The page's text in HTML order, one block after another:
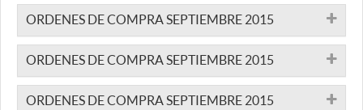
ORDENES DE COMPRA SEPTIEMBRE 2015
ORDENES DE COMPRA SEPTIEMBRE 2015
ORDENES DE COMPRA SEPTIEMBRE 2015